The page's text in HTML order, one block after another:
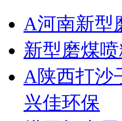
A河南新型
新型磨煤
A陕西打沙
兴佳环保